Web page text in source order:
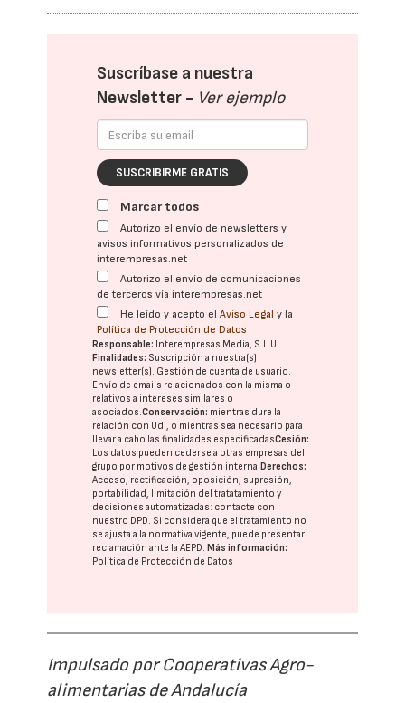
Suscríbase a nuestra
Newsletter - Ver ejemplo
SUSCRIBIRME GRATIS
Marcar todos
Autorizo el envío de newsletters y
avisos informativos personalizados de
interempresas.net
Autorizo el envío de comunicaciones
de terceros vía interempresas.net
He leído y acepto elAviso Legal y la
Política de Protección de Datos
Responsable: Interempresas Media, S.L.U.
Finalidades: Suscripción a nuestra(s)
newsletter(s). Gestión de cuenta de usuario.
Envío de emails relacionados con la misma o
relativos a intereses similares o
asociados.Conservación: mientras dure la
relación con Ud., o mientras sea necesario para
llevar a cabo las finalidades especificadasCesión:
Los datos pueden cederse a otras empresas del
grupo por motivos de gestión interna. Derechos:
Acceso, rectificación, oposición, supresión,
portabilidad, limitación del tratatamiento y
decisiones automatizadas: contacte con
nuestro DPD. Si considera que el tratamiento no
se ajusta a la normativa vigente, puede presentar
reclamación ante laAEPD. Más información:
Política de Protección de Datos
Impulsado por Cooperativas Agro-
alimentarias de Andalucía